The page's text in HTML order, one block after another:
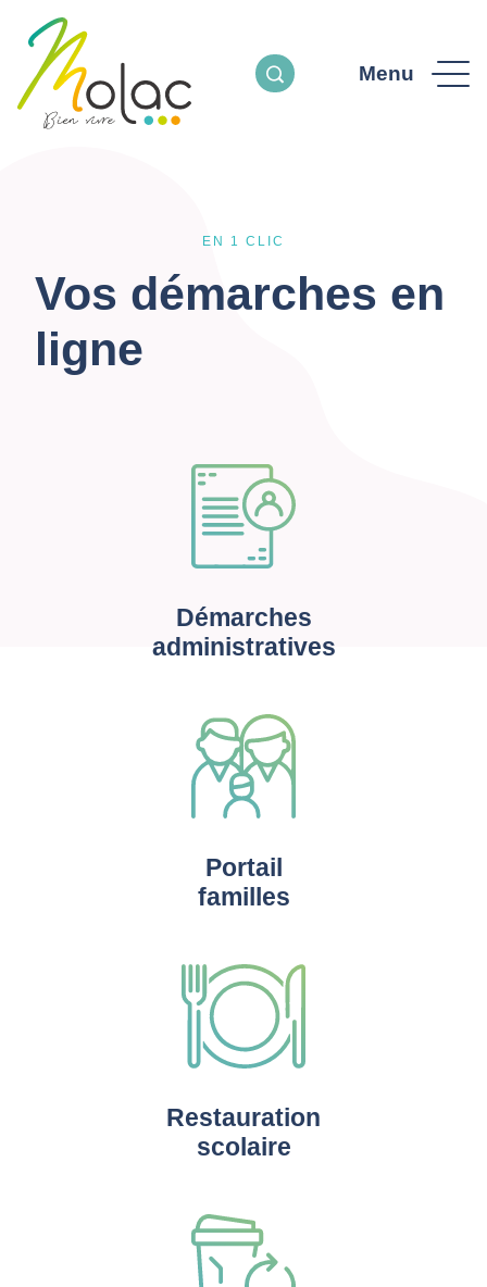
Menu
EN 1 CLIC
Vos démarches en
ligne
Démarches
administratives
Portail
familles
Restauration
scolaire